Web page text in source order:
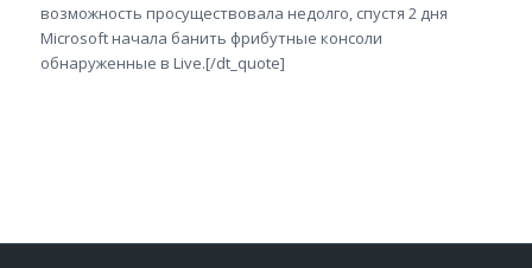
возможность просуществовала недолго, спустя 2 дня
Microsoft начала банить фрибутные консоли
обнаруженные в Live.[/dt_quote]